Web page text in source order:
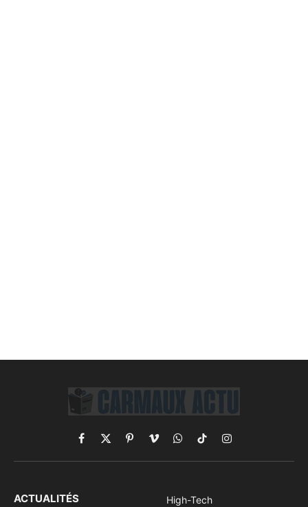
Facebook
X
(Twitter)
PinterestVimeoWhatsApp
TikTokInstagram
ACTUALITÉS
High-Tech